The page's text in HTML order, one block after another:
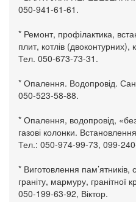
050-941-61-61.
* Ремонт, профілактика,
плит, котлів (двоконтурних),
Тел. 050-673-73-31.
* Опалення. Водопровід.
050-523-58-88.
* Опалення, водопровід,
газові колонки.
Тел.: 050-974-99-73, 099-
* Виготовлення пам’ятників,
граніту, мармуру,
050-199-63-92, Віктор.